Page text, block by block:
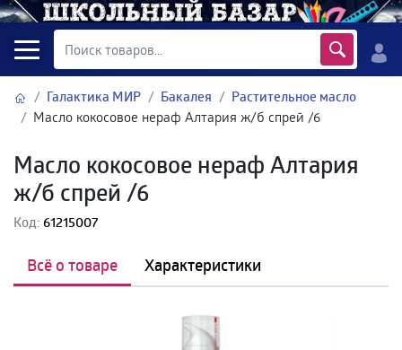
Галактика МИР Бакалея Растительное масло
Масло кокосовое нераф Алтария ж/б спрей /6
Масло кокосовое нераф Алтария
ж/б спрей /6
Код: 61215007
Всё о товаре Характеристики